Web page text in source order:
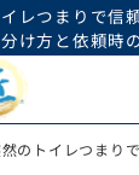
レつまりで信
け方と依頼時
のトイレつまり